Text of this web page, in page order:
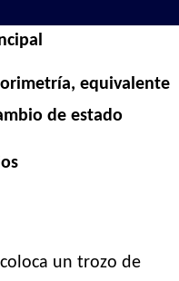
equivalente
de estado
un trozo de